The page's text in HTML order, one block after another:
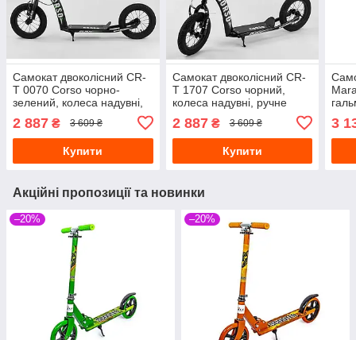
Самокат двоколісний CR-
T 0070 Corso чорно-
зелений, колеса надувні,
2 887 ₴ 3 609 ₴
Купити
Самокат двоколісний CR-
T 1707 Corso чорний,
колеса надувні, ручне
2 887₴ 3 609 ₴
Купити
3
Акційні пропозиції та новинки
–20% –20%